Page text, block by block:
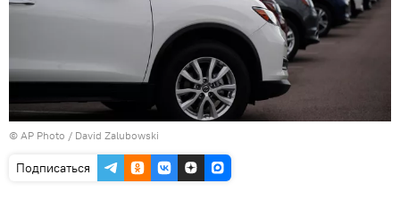
© AP Photo / David Zalubowski
Подписаться